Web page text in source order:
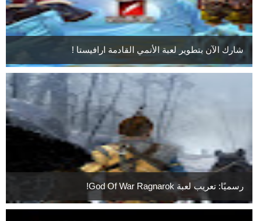
شارك الآن بتطوير لعبة الأنمي القادمة ارافيستا !
رسميًا: تعريب لعبة God Of War Ragnarok!